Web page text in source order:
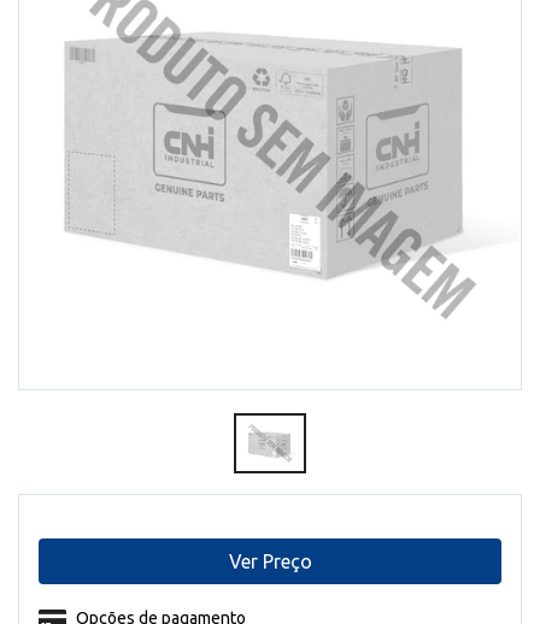
Opções de pagamento
Ver Preço